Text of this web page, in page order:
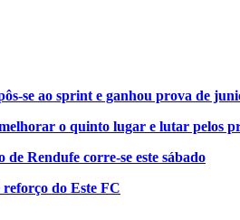
se ao sprint e ganhou prova de
o quinto lugar e lutar pelos
de Rendufe corre-se este sábado
do Este FC